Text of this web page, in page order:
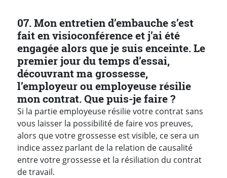
Réponses
07. Mon entretien d’embauche s’est
fait en visioconférence et j’ai été
engagée alors que je suis enceinte. Le
premier jour du temps d’essai,
découvrant ma grossesse,
l’employeur ou employeuse résilie
mon contrat. Que puis-je faire ?
Si la partie employeuse résilie votre contrat sans
vous laisser la possibilité de faire vos preuves,
alors que votre grossesse est visible, ce sera un
indice assez parlant de la relation de causalité
entre votre grossesse et la résiliation du contrat
de travail.